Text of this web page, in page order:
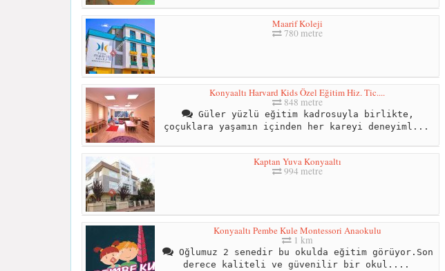
Maarif Koleji
780 metre
Konyaaltı Harvard Kids Özel Eğitim Hiz. Tic....
848 metre
Güler yüzlü eğitim kadrosuyla birlikte,
çoçuklara yaşamın içinden her kareyi deneyiml...
Kaptan Yuva Konyaaltı
994 metre
Konyaaltı Pembe Kule Montessori Anaokulu
1 km
Oğlumuz 2 senedir bu okulda eğitim görüyor.Son
derece kaliteli ve güvenilir bir okul....